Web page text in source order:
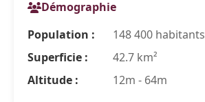
Démographie
Population :
148 400 habitants
Superficie :
42.7 km²
Altitude :
12m - 64m